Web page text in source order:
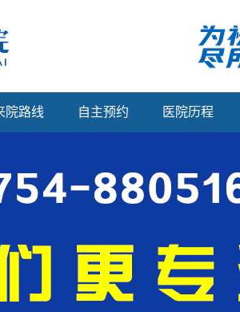
院路线 自主预约 医院历程